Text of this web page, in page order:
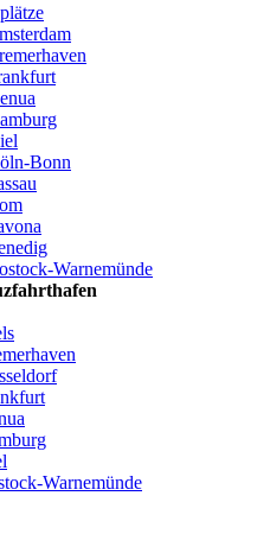
Bonn
Warnemünde
Warnemünde